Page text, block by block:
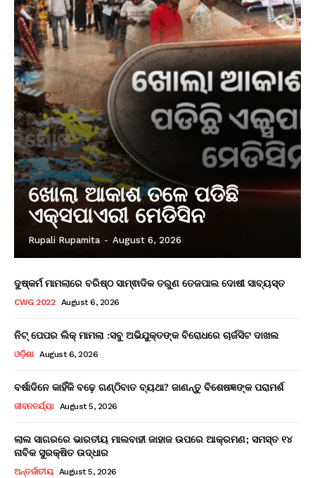
ଖୋଲା ଆକାଶ ତଳେ ପଡିଛି
ଏକ୍ସପାଏରୀ ମେଡିସିନ
Rupali Rupamita - August 6, 2026
ଦୁଷ୍କର୍ମ ମାମଲାରେ ବରିଷ୍ଠ ସାମ୍ଵାଦିକ ତରୁଣ ତେଜପାଲ ଦୋଷୀ ସାବ୍ୟସ୍ତ
CWG 2022 August 6, 2026
ନିଟ୍ ପେପର ଲିକ୍ ମାମଲା :ସବୁ ଅଭିଯୁକ୍ତଙ୍କ ବିରୋଧରେ ଚାର୍ଜସିଟ ଦାଖଲ
ଓଡ଼ିଶା August 6, 2026
ବର୍ଷାଦିନେ କାହିଁକି ବଢ଼େ ଗଣ୍ଠିବାତ ବ୍ୟଥା? ଜାଣନ୍ତୁ ବିଶେଷଜ୍ଞଙ୍କ ପରାମର୍ଶ
ଜୀବନଚର୍ଯ୍ୟା August 5, 2026
ଲାଲ ସାଗରରେ ଭାରତୀୟ ମାଲବାହୀ ଜାହାଜ ଉପରେ ଆକ୍ରମଣ; ସମସ୍ତ ୧୪
ନାବିକ ସୁରକ୍ଷିତ ଉଦ୍ଧାର
ଅନ୍ତର୍ଜାତୀୟ August 5, 2026